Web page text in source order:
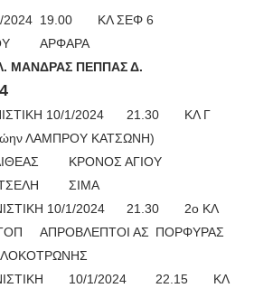
2024 19.00
ΚΛ ΣΕΦ 6
ΑΡΦΑΡΑ
ΜΑΝΔΡΑΣ ΠΕΠΠΑΣ Δ.
10/1/2024 21.30
ΚΛ Γ
ΛΑΜΠΡΟΥ ΚΑΤΣΩΝΗ)
ΚΡΟΝΟΣ ΑΓΙΟΥ
ΣΙΜΑ
10/1/2024
21.30
2ο ΚΛ
ΑΠΡΟΒΛΕΠΤΟΙ ΑΣ ΠΟΡΦΥΡΑΣ
10/1/2024 22.15
ΚΛ